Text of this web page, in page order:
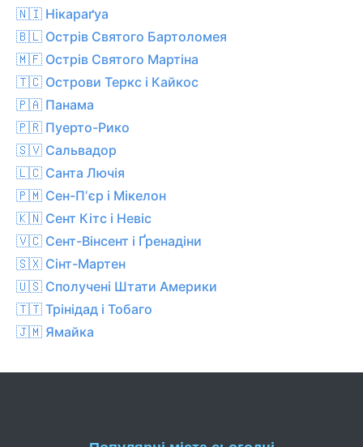
🇳🇮 Нікараґуа
🇧🇱 Острів Святого Бартоломея
🇲🇫 Острів Святого Мартіна
🇹🇨 Острови Теркс і Кайкос
🇵🇦 Панама
🇵🇷 Пуерто-Рико
🇸🇻 Сальвадор
🇱🇨 Санта Лючія
🇵🇲 Сен-Пʼєр і Мікелон
🇰🇳 Сент Кітс і Невіс
🇻🇨 Сент-Вінсент і Ґренадіни
🇸🇽 Сінт-Мартен
🇺🇸 Сполучені Штати Америки
🇹🇹 Трінідад і Тобаго
🇯🇲 Ямайка